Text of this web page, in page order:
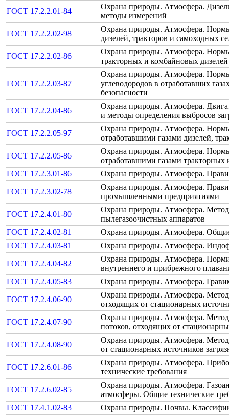
ГОСТ 17.2.2.01-84
Охрана природы. Атмосфера.
методы измерений
ГОСТ 17.2.2.02-98
Охрана природы. Атмосфера.
дизелей, тракторов и самоходных
ГОСТ 17.2.2.02-86
Охрана природы. Атмосфера.
тракторных и комбайновых дизелей
ГОСТ 17.2.2.03-87
Охрана природы. Атмосфера.
углеводородов в отработавших
безопасности
ГОСТ 17.2.2.04-86
Охрана природы. Атмосфера.
и методы определения выбросов
ГОСТ 17.2.2.05-97
Охрана природы. Атмосфера.
отработавшими газами дизелей,
ГОСТ 17.2.2.05-86
Охрана природы. Атмосфера.
отработавшими газами тракторных
ГОСТ 17.2.3.01-86
Охрана природы. Атмосфера.
ГОСТ 17.2.3.02-78
Охрана природы. Атмосфера.
промышленными предприятиями
ГОСТ 17.2.4.01-80
Охрана природы. Атмосфера.
пылегазоочистных аппаратов
ГОСТ 17.2.4.02-81
Охрана природы. Атмосфера.
ГОСТ 17.2.4.03-81
Охрана природы. Атмосфера.
ГОСТ 17.2.4.04-82
Охрана природы. Атмосфера.
внутреннего и прибрежного
ГОСТ 17.2.4.05-83
Охрана природы. Атмосфера.
ГОСТ 17.2.4.06-90
Охрана природы. Атмосфера.
отходящих от стационарных
ГОСТ 17.2.4.07-90
Охрана природы. Атмосфера.
потоков, отходящих от
ГОСТ 17.2.4.08-90
Охрана природы. Атмосфера.
от стационарных источников
ГОСТ 17.2.6.01-86
Охрана природы. Атмосфера.
технические требования
ГОСТ 17.2.6.02-85
Охрана природы. Атмосфера.
атмосферы. Общие технические
ГОСТ 17.4.1.02-83
Охрана природы. Почвы.